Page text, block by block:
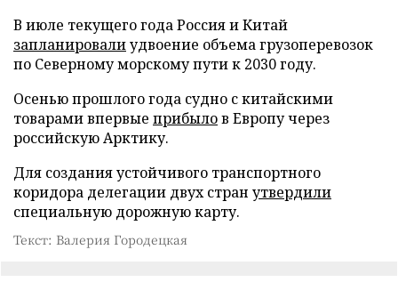
В июле текущего года Россия и Китай
запланировалиудвоение объема грузоперевозок
по Северному морскому пути к 2030 году.
Осенью прошлого года судно с китайскими
товарами впервые прибылов Европу через
российскую Арктику.
Для создания устойчивого транспортного
коридора делегации двух стран утвердили
специальную дорожную карту.
Текст: Валерия Городецкая